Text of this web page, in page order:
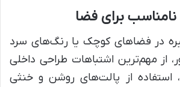
در فضاهای کوچک یا رنگ‌های سرد
از مهم‌ترین اشتباهات طراحی داخلی
استفاده از پالت‌های روشن و خنثی